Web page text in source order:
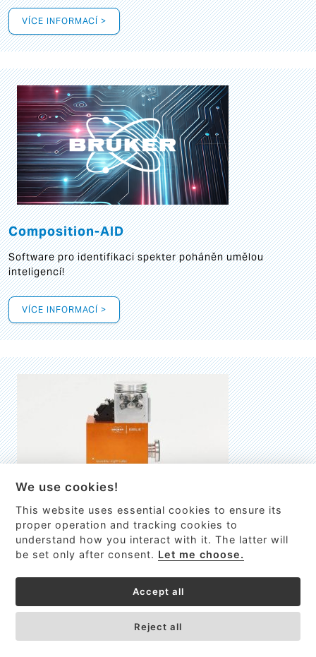
VÍCE INFORMACÍ >
Composition-AID
Software pro identifikaci spekter poháněn umělou
inteligencí!
VÍCE INFORMACÍ >
EMILIE
První nano-elektro-mechanický (NEMS) FTIR analyzátor
We use cookies!
This website uses essential cookies to ensure its
proper operation and tracking cookies to
understand how you interact with it. The latter will
be set only after consent. Let me choose.
Accept all
Reject all